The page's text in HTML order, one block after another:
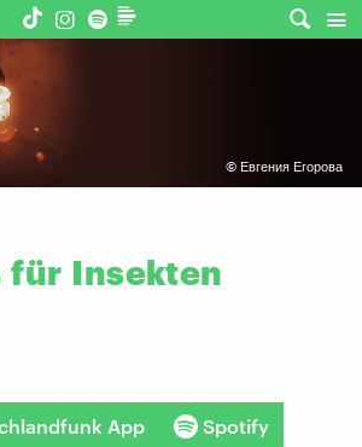
© Евгения Егорова
für Insekten
App Spotify